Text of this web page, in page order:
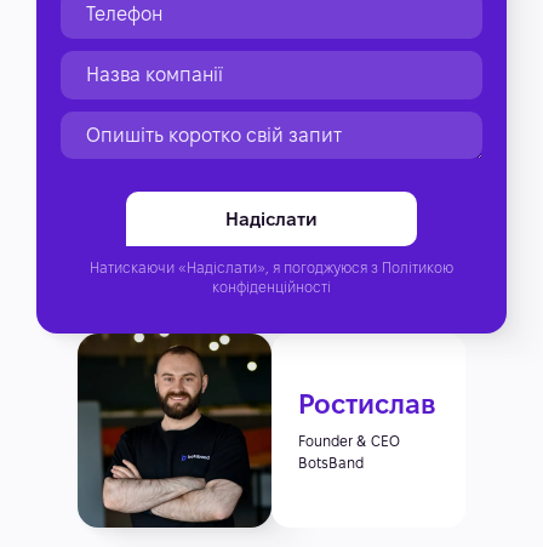
Ростислав
Founder & CEO
BotsBand
Натискаючи «Надіслати», я погоджуюся з Політикою
конфіденційності